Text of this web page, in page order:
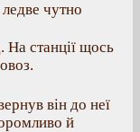
чутно
На станції щось
він до неї
й